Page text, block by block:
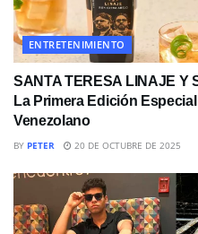
ENTRETENIMIENTO
SANTA TERESA LINAJE Y
La Primera Edición
Venezolano
BY PETER 20 DE OCTUBRE DE 2025